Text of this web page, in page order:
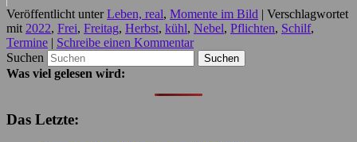
Veröffentlicht unter Leben, real, Momente im Bild | Verschlagwortet
mit 2022, Frei, Freitag, Herbst, kühl, Nebel, Pflichten, Schilf,
Termine | Schreibe einen Kommentar
Suchen
Was viel gelesen wird:
Das Letzte: